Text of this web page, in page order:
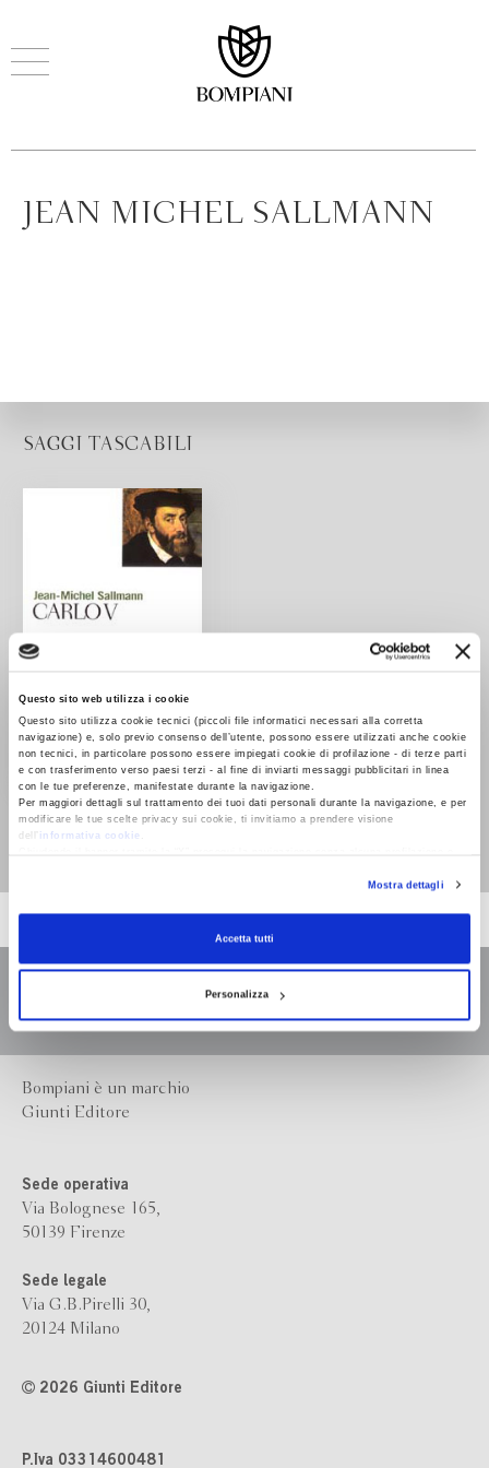
Questo sito web utilizza i cookie
Questo sito utilizza cookie tecnici (piccoli file informatici necessari alla corretta
navigazione) e, solo previo consenso dell’utente, possono essere utilizzati anche cookie
non tecnici, in particolare possono essere impiegati cookie di profilazione - di terze parti
e con trasferimento verso paesi terzi - al fine di inviarti messaggi pubblicitari in linea
con le tue preferenze, manifestate durante la navigazione.
Per maggiori dettagli sul trattamento dei tuoi dati personali durante la navigazione, e per
modificare le tue scelte privacy sui cookie, ti invitiamo a prendere visione
dell’
informativa cookie
RevocaMostra dettagli
Accetta tutti
Personalizza
JEAN MICHEL SALLMANN
SAGGI TASCABILI
Carlo V
Jean Michel Sallmann
Bompiani è un marchio
Giunti Editore
Sede operativa
Via Bolognese 165,
50139 Firenze
Sede legale
Via G.B.Pirelli 30,
20124 Milano
2026 Giunti Editore
P.Iva 03314600481